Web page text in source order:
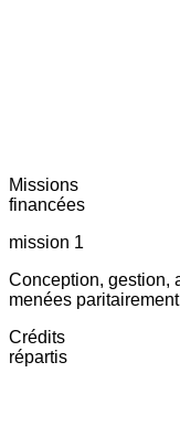
Missions
financées
mission 1
Conception, gestion,
menées paritairement
Crédits
répartis